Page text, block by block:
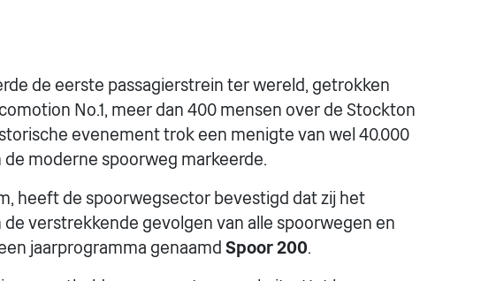
de eerste passagierstrein ter wereld, getrokken
No.1, meer dan 400 mensen over de Stockton
evenement trok een menigte van wel 40.000
moderne spoorweg markeerde.
heeft de spoorwegsector bevestigd dat zij het
verstrekkende gevolgen van alle spoorwegen en
jaarprogramma genaamd Spoor 200.